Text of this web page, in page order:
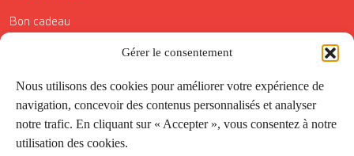
Gérer le consentement
Nous utilisons des cookies pour améliorer votre expérience de
navigation, concevoir des contenus personnalisés et analyser
notre trafic. En cliquant sur « Accepter », vous consentez à notre
utilisation des cookies.
Bon cadeau
Conditions générales de vente
Réductions de la Carte Côté Courrier
Application